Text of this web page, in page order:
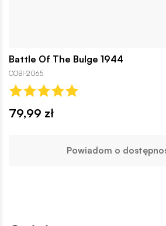
Battle Of The Bulge 1944
COBI-2065
79,99 zł
Powiadom o